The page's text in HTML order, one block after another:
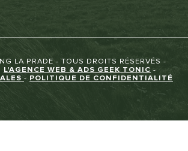
LA PRADE - TOUS DROITS RÉSERVÉS -
L'AGENCE WEB & ADS GEEK TONIC -
- POLITIQUE DE CONFIDENTIALITÉ